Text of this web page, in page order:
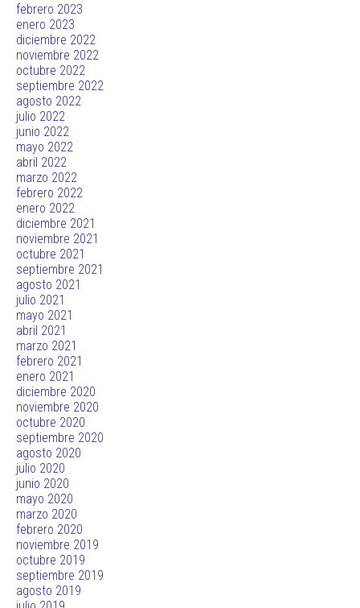
febrero 2023
enero 2023
diciembre 2022
noviembre 2022
octubre 2022
septiembre 2022
agosto 2022
julio 2022
junio 2022
mayo 2022
abril 2022
marzo 2022
febrero 2022
enero 2022
diciembre 2021
noviembre 2021
octubre 2021
septiembre 2021
agosto 2021
julio 2021
mayo 2021
abril 2021
marzo 2021
febrero 2021
enero 2021
diciembre 2020
noviembre 2020
octubre 2020
septiembre 2020
agosto 2020
julio 2020
junio 2020
mayo 2020
marzo 2020
febrero 2020
noviembre 2019
octubre 2019
septiembre 2019
agosto 2019